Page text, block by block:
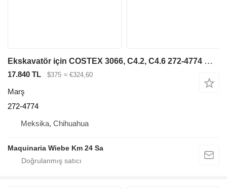
Ekskavatör için COSTEX 3066, C4.2, C4.6 272-4774 marş
17.840 TL $375 ≈ €324,60
Marş
272-4774
Meksika, Chihuahua
Maquinaria Wiebe Km 24 Sa